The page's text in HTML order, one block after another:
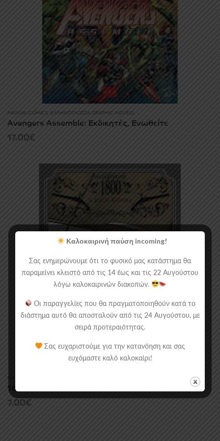
MANGA/COMICS ΕΛΛΗΝΌΓΛΩΣΣΑ GRAPHIC NOVELS
Avengers Assemble: Εκδικητές, Ενωθείτε
17.00€
MANGA/COMICS
1800 – 5. Μαύρα Καράβια
7.00€
Καλοκαιρινή παύση incoming!
Σας ενημερώνουμε ότι το φυσικό μας κατάστημα θα
παραμείνει κλειστό από τις 14 έως και τις 22 Αυγούστου
λόγω καλοκαιρινών διακοπών.
Οι παραγγελίες που θα πραγματοποιηθούν κατά το
διάστημα αυτό θα αποσταλούν από τις 24 Αυγούστου, με
σειρά προτεραιότητας.
Σας ευχαριστούμε για την κατανόηση και σας
ευχόμαστε καλό καλοκαίρι!